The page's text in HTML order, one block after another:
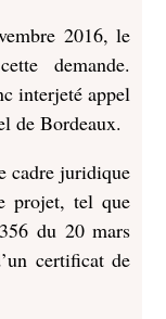
2016, le
demande.
interjeté appel
de Bordeaux.
cadre juridique
projet, tel que
du 20 mars
certificat de